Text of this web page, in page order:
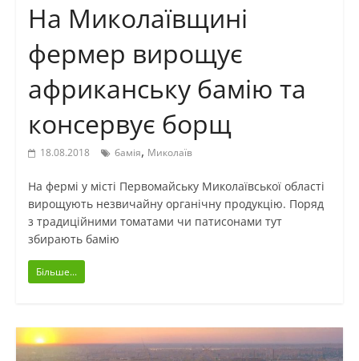
На Миколаївщині
фермер вирощує
африканську бамію та
консервує борщ
18.08.2018 бамія, Миколаїв
На фермі у місті Первомайську Миколаївської області
вирощують незвичайну органічну продукцію. Поряд
з традиційними томатами чи патисонами тут
збирають бамію
Більше...